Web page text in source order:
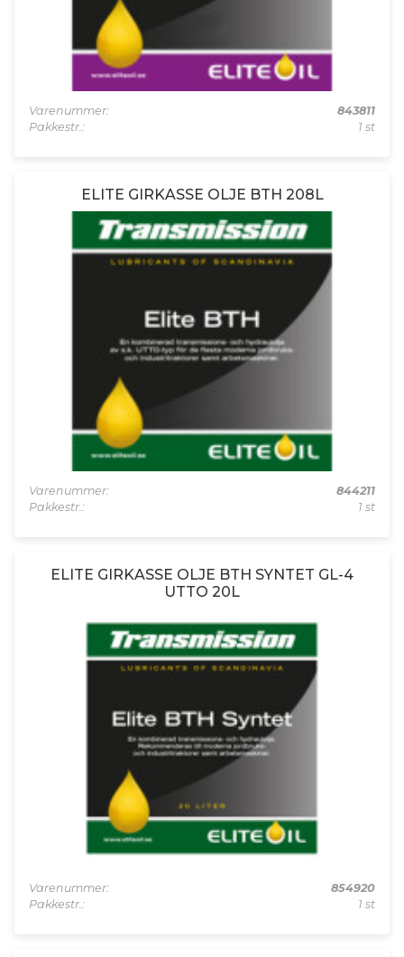
Varenummer:
843811
Pakkestr.:
1 st
ELITE GIRKASSE OLJE BTH 208L
Varenummer:
844211
Pakkestr.:
1 st
ELITE GIRKASSE OLJE BTH SYNTET GL-4
UTTO 20L
Varenummer:
854920
Pakkestr.:
1 st